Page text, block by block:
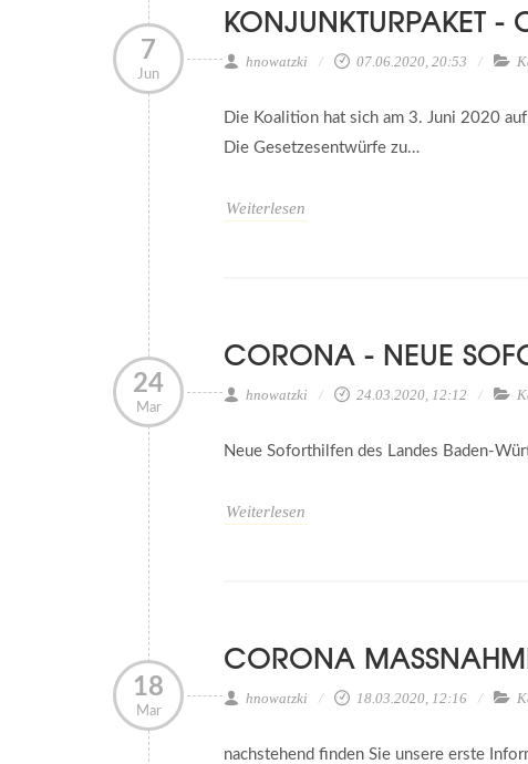
7
Jun
KONJUNKTURPAKET -
hnowatzki 07.06.2020, 20:53
Die Koalition hat sich am 3. Juni 2020
Die Gesetzesentwürfe zu…
Weiterlesen
24
Mar
CORONA - NEUE
hnowatzki 24.03.2020, 12:12
Neue Soforthilfen des Landes Baden-
Weiterlesen
18
Mar
CORONA
hnowatzki 18.03.2020, 12:16
nachstehend finden Sie unsere erste